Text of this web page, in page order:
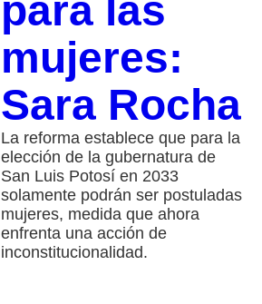
para las
mujeres:
Sara Rocha
La reforma establece que para la
elección de la gubernatura de
San Luis Potosí en 2033
solamente podrán ser postuladas
mujeres, medida que ahora
enfrenta una acción de
inconstitucionalidad.